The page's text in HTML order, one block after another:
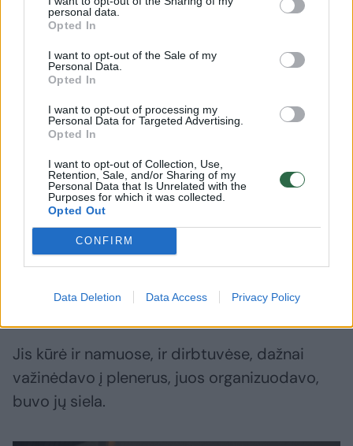
personal data.
Opted In
I want to opt-out of the Sale of my
Personal Data.
Opted In
I want to opt-out of processing my
Personal Data for Targeted Advertising.
Opted In
I want to opt-out of Collection, Use,
Retention, Sale, and/or Sharing of my
Personal Data that Is Unrelated with the
Purposes for which it was collected.
Opted Out
CONFIRM
Data Deletion Data Access Privacy Policy
– Tai – bendražmogiška.
Vaikai ir paaugliai viską vertina iš savo
pozicijų, gana egoistiškai. O mano abu tėvai
buvo menininkai. Sudėtinga ieškoti savęs,
kurti ir dar rūpintis vaikais.
Tėvas buvo laisvasis menininkas, gyveno
darbą kaip kitose šeimose.
Jis kūrė ir namuose, ir dirbtuvėse, dažnai
važinėdavo į plenerus, juos organizuodavo,
buvo jų siela.